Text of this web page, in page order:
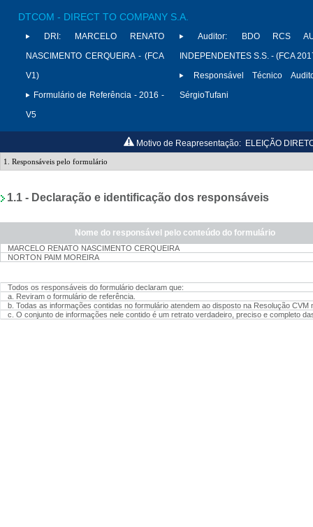
DTCOM - DIRECT TO COMPANY S.A.
DRI:
MARCELO RENATO
NASCIMENTO CERQUEIRA - (FCA
V1)
Formulário de Referência - 2016 -
V5
Auditor:
BDO RCS
INDEPENDENTES S.S. - (FCA
Responsável Técnico
SérgioTufani
Motivo de Reapresentação: ELEIÇÃO